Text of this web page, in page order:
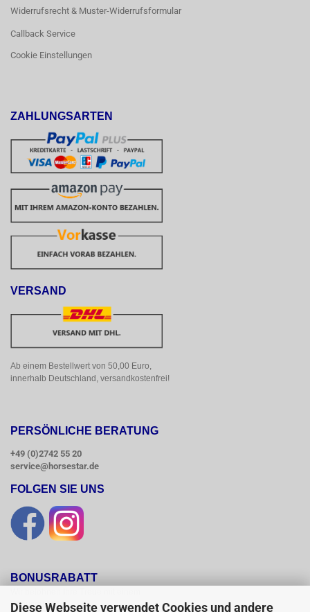
Diese Webseite verwendet Cookies und andere
Widerrufsrecht & Muster-Widerrufsformular
Callback Service
Cookie Einstellungen
ZAHLUNGSARTEN
VERSAND
Ab einem Bestellwert von 50,00 Euro,
innerhalb Deutschland, versandkostenfrei!
PERSÖNLICHE BERATUNG
+49 (0)2742 55 20
service@horsestar.de
FOLGEN SIE UNS
BONUSRABATT
Bonusrabatt.